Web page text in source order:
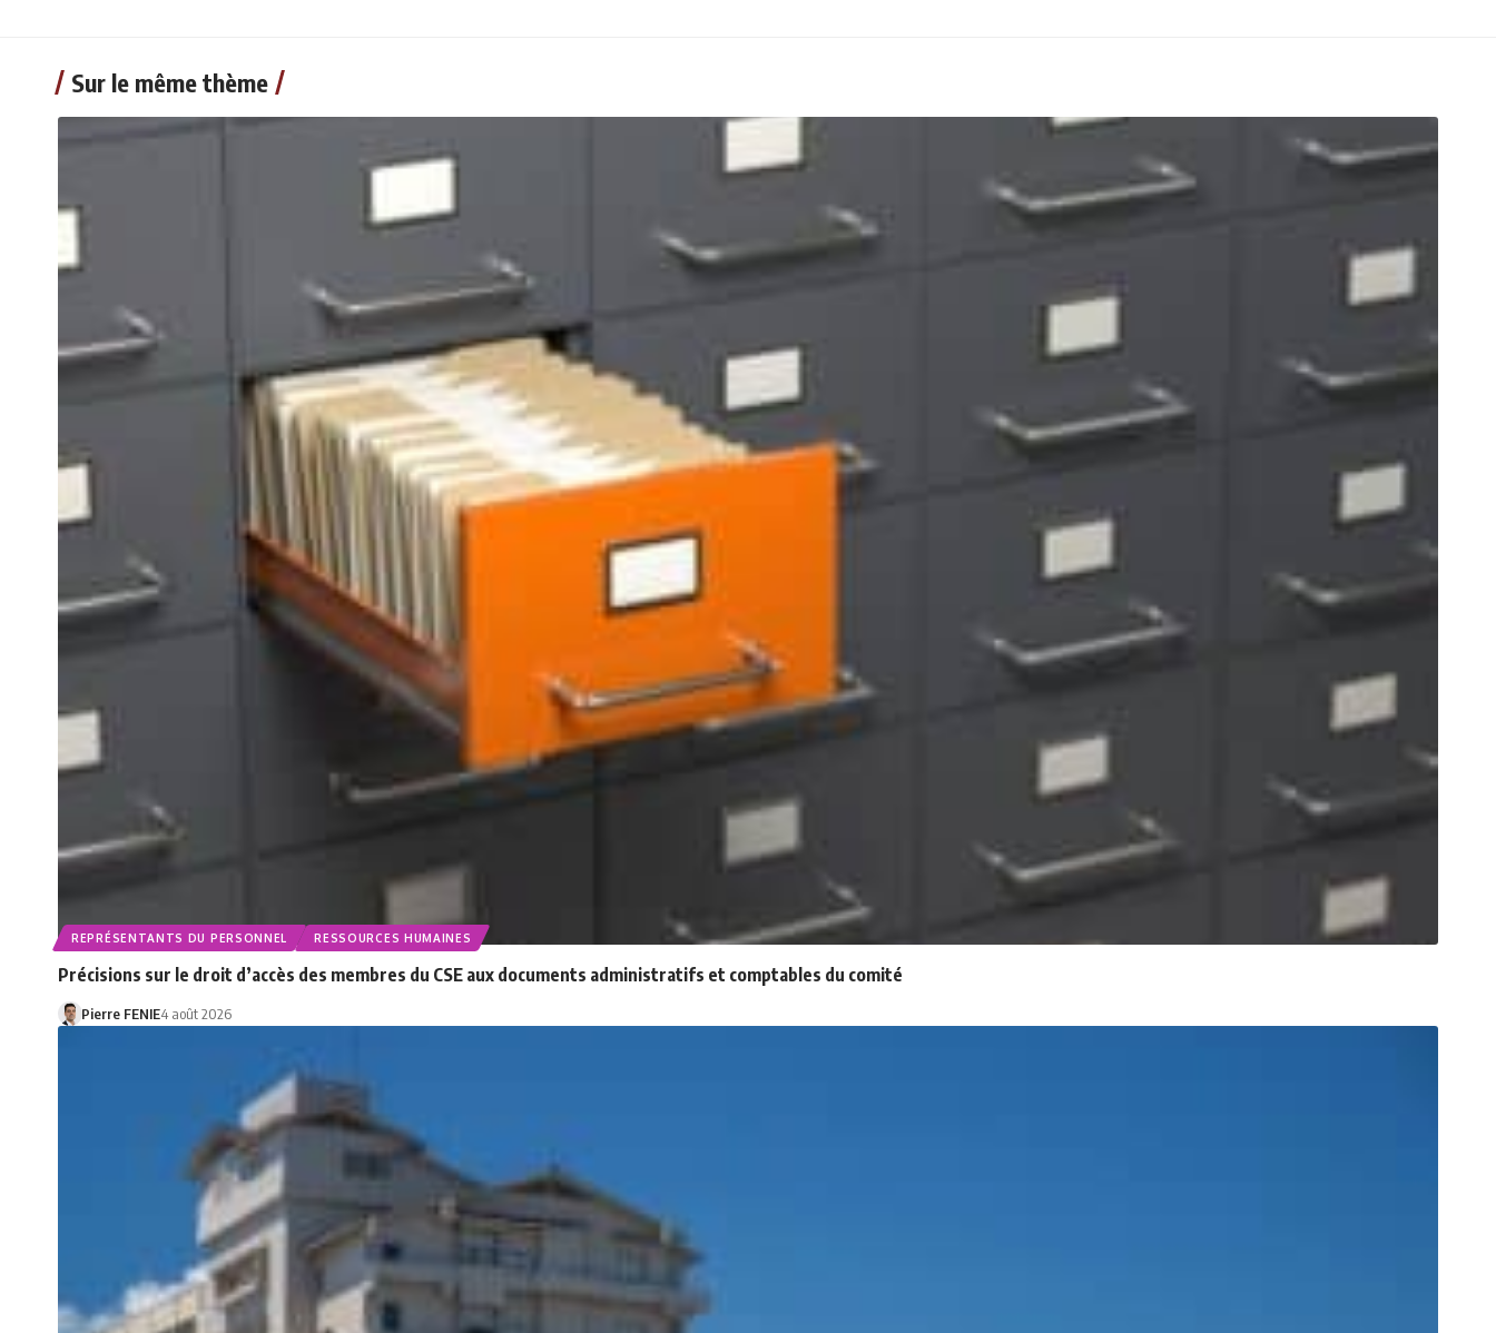
Sur le même thème
REPRÉSENTANTS DU PERSONNEL RESSOURCES HUMAINES
Précisions sur le droit d’accès des membres du CSE aux documents administratifs et comptables du comité
Pierre FENIE4 août 2026